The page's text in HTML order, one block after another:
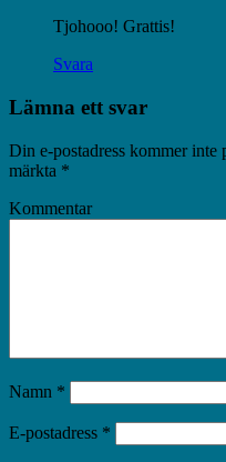
Tjohooo! Grattis!
Svara
Lämna ett svar
Din e-postadress kommer inte
märkta *
Kommentar
Namn *
E-postadress *